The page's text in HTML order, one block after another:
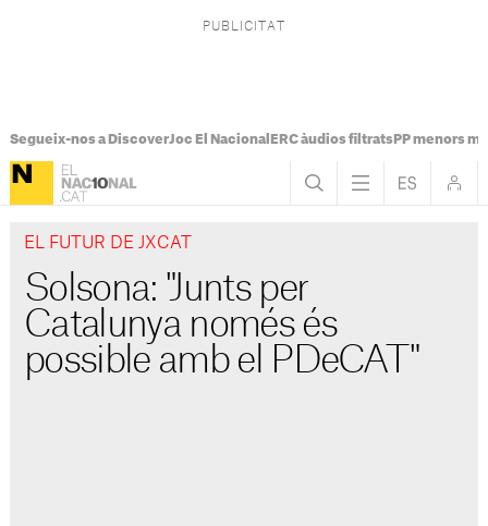
Segueix-nos a DiscoverJoc El Nacional ERC àudios filtratsPP menors
EL FUTUR DE JXCAT
Solsona: "Junts per
Catalunya només és
possible amb el PDeCAT"